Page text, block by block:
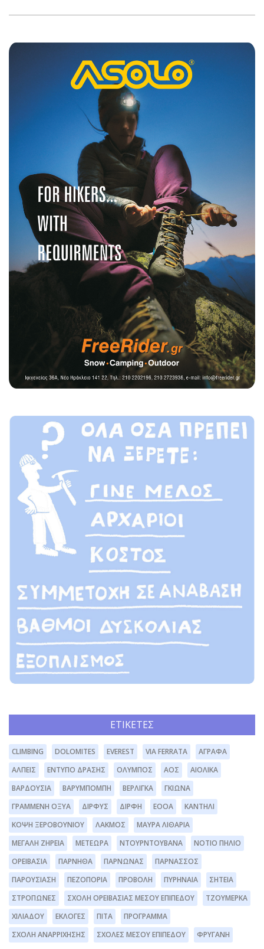
05-
ΕΤΙΚΈΤΕΣ
CLIMBING DOLOMITES EVEREST VIA FERRATA
ΆΓΡΑΦΑ
ΆΛΠΕΙΣ
ΈΝΤΥΠΟ ΔΡΆΣΗΣ ΌΛΥΜΠΟΣ ΑΟΣ
ΑΙΟΛΙΚΆ
ΒΑΡΔΟΎΣΙΑ
ΒΑΡΥΜΠΌΜΠΗ ΒΕΡΛΊΓΚΑ
ΓΚΙΏΝΑ
ΓΡΑΜΜΈΝΗ ΟΞΥΆ
ΔΊΡΦΥΣ ΔΙΡΦΗ ΕΟΟΑ
ΚΑΝΤΉΛΙ
ΚΌΨΗ ΞΕΡΟΒΟΥΝΊΟΥ
ΛΆΚΜΟΣ
ΜΑΥΡΑ ΛΙΘΆΡΙΑ
ΜΕΓΆΛΗ ΖΉΡΕΙΑ
ΜΕΤΈΩΡΑ ΝΤΟΥΡΝΤΟΥΒΆΝΑ
ΝΌΤΙΟ ΠΉΛΙΟ
ΟΡΕΙΒΑΣΊΑ
ΠΆΡΝΗΘΑ ΠΆΡΝΩΝΑΣ
ΠΑΡΝΑΣΣΌΣ
ΠΑΡΟΥΣΊΑΣΗ
ΠΕΖΟΠΟΡΊΑ ΠΡΟΒΟΛΉ ΠΥΡΗΝΑΊΑ
ΣΗΤΕΊΑ
ΣΤΡΌΠΩΝΕΣ
ΣΧΟΛΉ ΟΡΕΙΒΑΣΊΑΣ ΜΈΣΟΥ ΕΠΙΠΈΔΟΥ
ΤΖΟΥΜΈΡΚΑ
ΧΙΛΙΑΔΟΎ
ΕΚΛΟΓΈΣ ΠΊΤΑ
ΠΡΌΓΡΑΜΜΑ
ΣΧΟΛΉ ΑΝΑΡΡΊΧΗΣΗΣ
ΣΧΟΛΕΣ ΜΕΣΟΥ ΕΠΙΠΕΔΟΥ ΦΡΥΓΑΝΗ